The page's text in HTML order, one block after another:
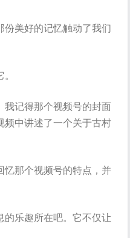
美好的记忆触动了我们
记得那个视频号的封面
频中讲述了一个关于古村
忆那个视频号的特点，并
乐趣所在吧。它不仅让